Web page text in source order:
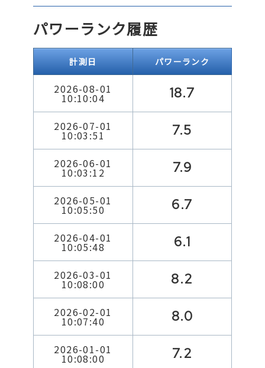
パワーランク履歴
計測日 パワーランク
2026-08-01
10:10:04 18.7
2026-07-01
10:03:51 7.5
2026-06-01
10:03:12 7.9
2026-05-01
10:05:50 6.7
2026-04-01
10:05:48 6.1
2026-03-01
10:08:00 8.2
2026-02-01
10:07:40 8.0
2026-01-01
10:08:00 7.2